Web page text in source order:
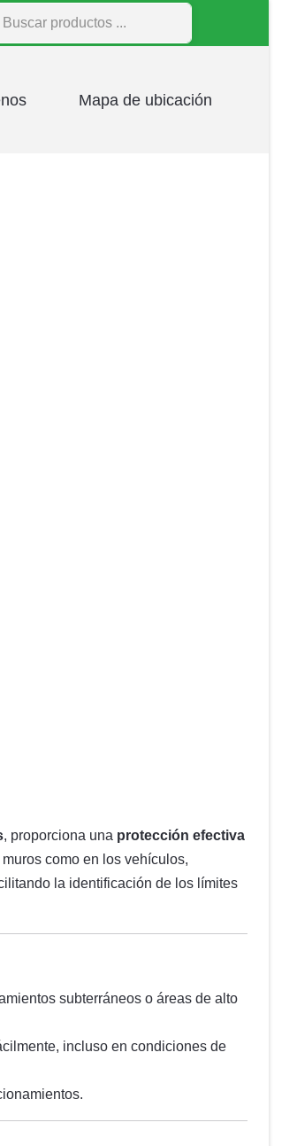
Mapa de ubicación
, proporciona una protección efectiva
como en los vehículos,
la identificación de los límites
subterráneos o áreas de alto
incluso en condiciones de